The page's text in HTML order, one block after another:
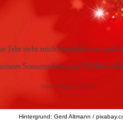
Hintergrund: Gerd Altmann /